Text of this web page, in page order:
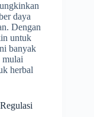
daya
Dengan
untuk
banyak
mulai
herbal